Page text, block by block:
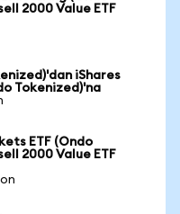
2000 Value ETF
iShares
Tokenized)'na
ETF (Ondo
2000 Value ETF